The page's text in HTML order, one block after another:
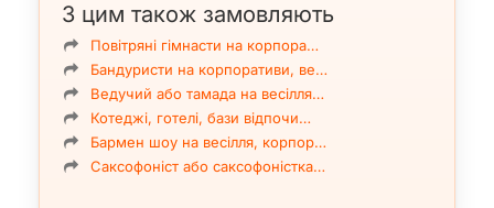
З цим також замовляють
Повітряні гімнасти на корпора…
Бандуристи на корпоративи, ве…
Ведучий або тамада на весілля…
Котеджі, готелі, бази відпочи…
Бармен шоу на весілля, корпор…
Саксофоніст або саксофоністка…